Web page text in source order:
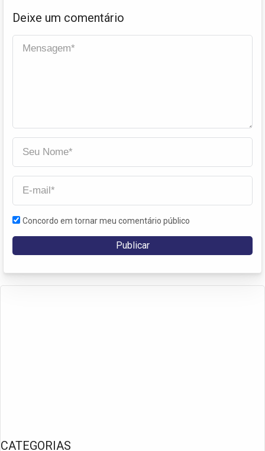
Deixe um comentário
Concordo em tornar meu comentário público
CATEGORIAS